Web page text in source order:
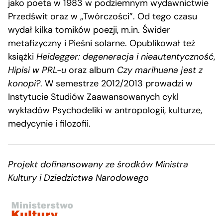
jako poeta w 1983 w podziemnym wydawnictwie
Przedświt oraz w „Twórczości”. Od tego czasu
wydał kilka tomików poezji, m.in. Świder
metafizyczny i Pieśni solarne. Opublikował też
książki Heidegger: degeneracja i nieautentyczność,
Hipisi w PRL-u oraz album Czy marihuana jest z
konopi?. W semestrze 2012/2013 prowadzi w
Instytucie Studiów Zaawansowanych cykl
wykładów Psychodeliki w antropologii, kulturze,
medycynie i filozofii.
Projekt dofinansowany ze środków Ministra
Kultury i Dziedzictwa Narodowego